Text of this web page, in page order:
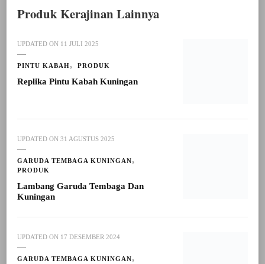
Produk Kerajinan Lainnya
UPDATED ON 11 JULI 2025
PINTU KABAH PRODUK
Replika Pintu Kabah Kuningan
UPDATED ON 31 AGUSTUS 2025
GARUDA TEMBAGA KUNINGAN
PRODUK
Lambang Garuda Tembaga Dan
Kuningan
UPDATED ON 17 DESEMBER 2024
GARUDA TEMBAGA KUNINGAN